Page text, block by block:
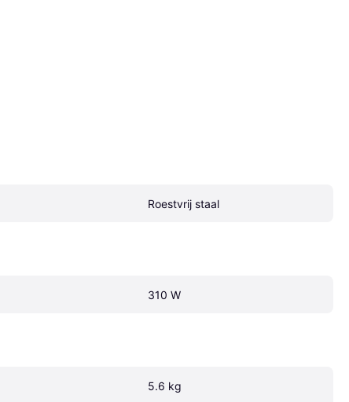
Roestvrij staal
310 W
5.6 kg